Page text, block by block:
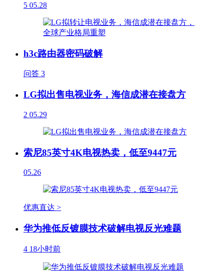
5 05.28
h3c路由器密码破解
问答 3
LG拟出售电视业务，海信成潜在接盘方
2 05.29
索尼85英寸4K电视热卖，低至9447元
05.26
优惠直达 >
华为推低反镀膜技术破解电视反光难题
4 18小时前